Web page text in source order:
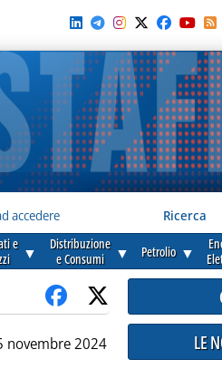
accedere Ricerca
e ▼
Distribuzione
e Consumi
▼ Petrolio ▼
novembre 2024
LE